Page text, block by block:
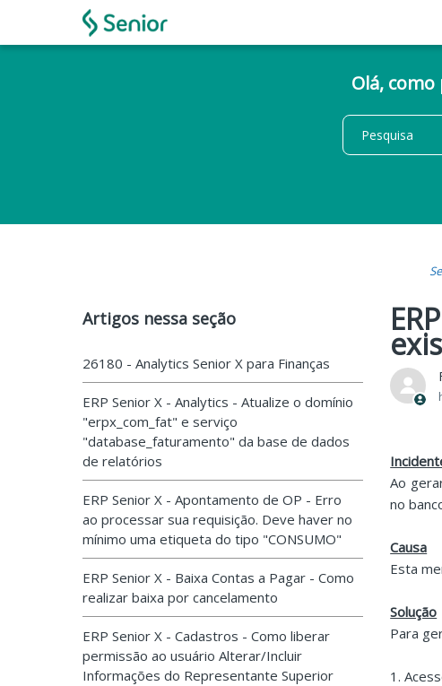
Olá,
Artigos nessa seção
26180 - Analytics Senior X para Finanças
ERP Senior X - Analytics - Atualize o domínio
"erpx_com_fat" e serviço
"database_faturamento" da base de dados
de relatórios
ERP Senior X - Apontamento de OP - Erro
ao processar sua requisição. Deve haver no
mínimo uma etiqueta do tipo "CONSUMO"
ERP Senior X - Baixa Contas a Pagar - Como
realizar baixa por cancelamento
ERP Senior X - Cadastros - Como liberar
permissão ao usuário Alterar/Incluir
Informações do Representante Superior
Ao
no
Causa
Esta
Solução
Para
1.